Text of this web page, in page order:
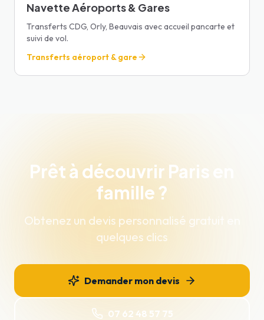
Navette Aéroports & Gares
Transferts CDG, Orly, Beauvais avec accueil pancarte et
suivi de vol.
Transferts aéroport & gare
Prêt à découvrir Paris en
famille ?
Obtenez un devis personnalisé gratuit en
quelques clics
Demander mon devis
07 62 48 57 75